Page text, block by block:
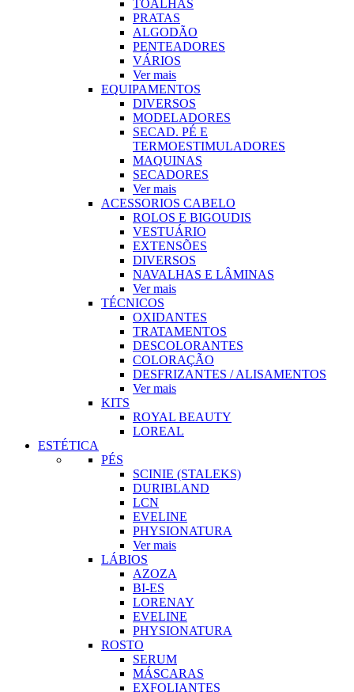
TOALHAS
PRATAS
ALGODÃO
PENTEADORES
VÁRIOS
Ver mais
EQUIPAMENTOS
DIVERSOS
MODELADORES
SECAD. PÉ E
TERMOESTIMULADORES
MAQUINAS
SECADORES
Ver mais
ACESSORIOS CABELO
ROLOS E BIGOUDIS
VESTUÁRIO
EXTENSÕES
DIVERSOS
NAVALHAS E LÂMINAS
Ver mais
TÉCNICOS
OXIDANTES
TRATAMENTOS
DESCOLORANTES
COLORAÇÃO
DESFRIZANTES / ALISAMENTOS
Ver mais
KITS
ROYAL BEAUTY
LOREAL
ESTÉTICA
PÉS
SCINIE (STALEKS)
DURIBLAND
LCN
EVELINE
PHYSIONATURA
Ver mais
LÁBIOS
AZOZA
BI-ES
LORENAY
EVELINE
PHYSIONATURA
ROSTO
SERUM
MÁSCARAS
EXFOLIANTES